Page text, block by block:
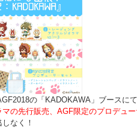
の「KADOKAWA」ブースにて
の先行販売、AGF限定のプロデュー
なく！